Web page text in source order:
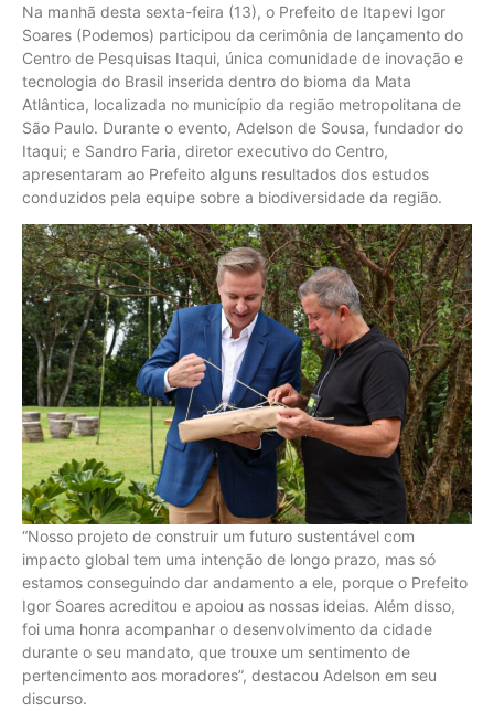
Na manhã desta sexta-feira (13), o Prefeito de Itapevi Igor
Soares (Podemos) participou da cerimônia de lançamento do
Centro de Pesquisas Itaqui, única comunidade de inovação e
tecnologia do Brasil inserida dentro do bioma da Mata
Atlântica, localizada no município da região metropolitana de
São Paulo. Durante o evento, Adelson de Sousa, fundador do
Itaqui; e Sandro Faria, diretor executivo do Centro,
apresentaram ao Prefeito alguns resultados dos estudos
conduzidos pela equipe sobre a biodiversidade da região.
“Nosso projeto de construir um futuro sustentável com
impacto global tem uma intenção de longo prazo, mas só
estamos conseguindo dar andamento a ele, porque o Prefeito
Igor Soares acreditou e apoiou as nossas ideias. Além disso,
foi uma honra acompanhar o desenvolvimento da cidade
durante o seu mandato, que trouxe um sentimento de
pertencimento aos moradores”, destacou Adelson em seu
discurso.